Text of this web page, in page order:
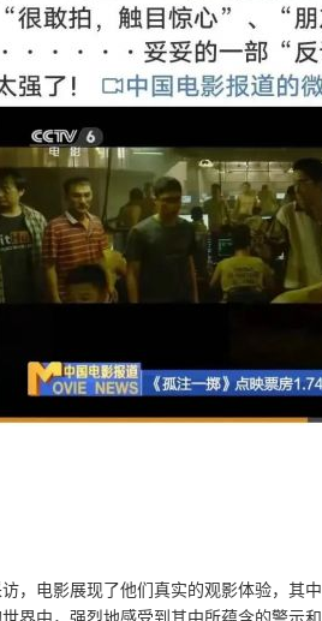
，电影展现了他们真实的观影体验，其